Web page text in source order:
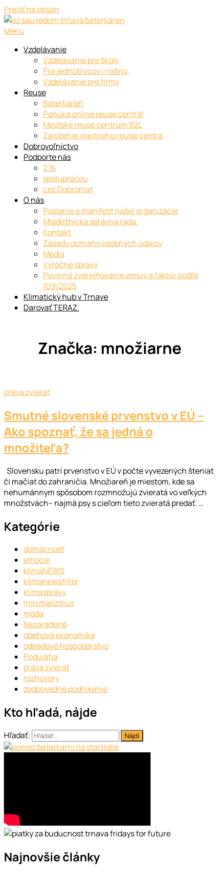
Prejsť na obsah
Menu
Vzdelávanie
Vzdelávanie pre školy
Pre jednotlivcov i rodiny.
Vzdelávanie pre firmy
Reuse
Baterkáreň
Ponuka online reuse centra!
Mestské reuse centrum B2L
Založenie vlastného reuse centra
Dobrovoľníctvo
Podporte nás
2 %
spoluprácou
cez Dobromat
O nás
Poslanie a manifest našej organizácie
Mládežnícka správna rada.
Kontakt
Zásady ochrany osobných údajov
Médiá
Výročné správy
Povinné zverejňovanie zmlúv a faktúr podľa
109/2025
Klimatický hub v Trnave
Darovať TERAZ.
Značka: množiarne
práva zvierat
Smutné slovenské prvenstvo v EÚ –
Ako spoznať, že sa jedná o
množiteľa?
Slovensku patrí prvenstvo v EÚ v počte vyvezených šteniat
či mačiat do zahraničia. Množiareň je miestom, kde sa
nehumánnym spôsobom rozmnožujú zvieratá vo veľkých
množstvách– najmä psy s cieľom tieto zvieratá predať. …
Kategórie
domácnosť
emócie
klimaNEWS
klimanewsfilter
klimasprávy
minimalizmus
móda
Nezaradené
obehová ekonomika
odpadové hospodárstvo
Podujatia
práva zvierat
rozhovory
zodpovedné podnikanie
Kto hľadá, nájde
Hľadať:
Najnovšie články